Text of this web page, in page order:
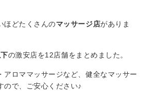
ほどたくさんのマッサージ店がありま
の激安店を12店舗をまとめました。
アロママッサージなど、健全なマッサー
ので、ご安心ください♪